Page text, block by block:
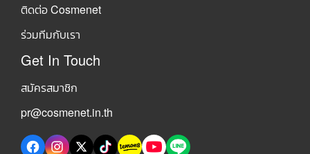
ติดต่อ Cosmenet
ร่วมทีมกับเรา
Get In Touch
สมัครสมาชิก
pr@cosmenet.in.th